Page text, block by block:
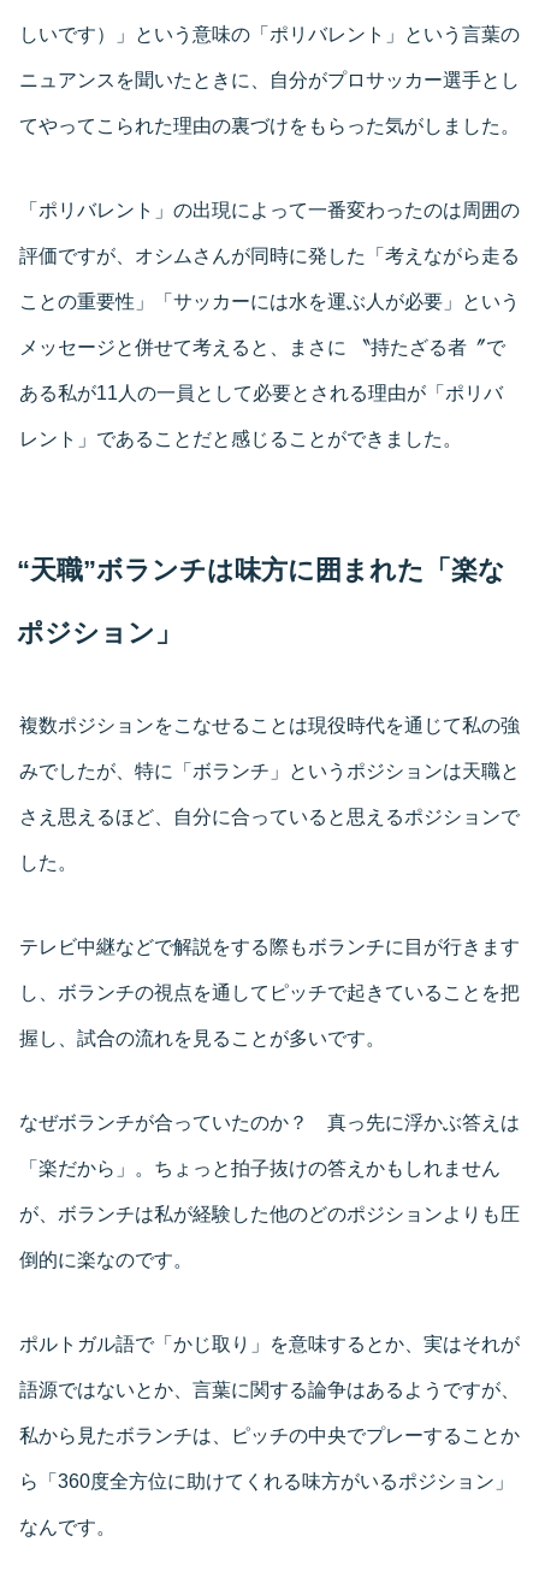
しいです）」という意味の「ポリバレント」という言葉の
ニュアンスを聞いたときに、自分がプロサッカー選手とし
てやってこられた理由の裏づけをもらった気がしました。
「ポリバレント」の出現によって一番変わったのは周囲の
評価ですが、オシムさんが同時に発した「考えながら走る
ことの重要性」「サッカーには水を運ぶ人が必要」という
メッセージと併せて考えると、まさに 〝持たざる者〞で
ある私が11人の一員として必要とされる理由が「ポリバ
レント」であることだと感じることができました。
“天職”ボランチは味方に囲まれた「楽な
ポジション」
複数ポジションをこなせることは現役時代を通じて私の強
みでしたが、特に「ボランチ」というポジションは天職と
さえ思えるほど、自分に合っていると思えるポジションで
した。
テレビ中継などで解説をする際もボランチに目が行きます
し、ボランチの視点を通してピッチで起きていることを把
握し、試合の流れを見ることが多いです。
なぜボランチが合っていたのか？ 真っ先に浮かぶ答えは
「楽だから」。ちょっと拍子抜けの答えかもしれません
が、ボランチは私が経験した他のどのポジションよりも圧
倒的に楽なのです。
ポルトガル語で「かじ取り」を意味するとか、実はそれが
語源ではないとか、言葉に関する論争はあるようですが、
私から見たボランチは、ピッチの中央でプレーすることか
ら「360度全方位に助けてくれる味方がいるポジション」
なんです。